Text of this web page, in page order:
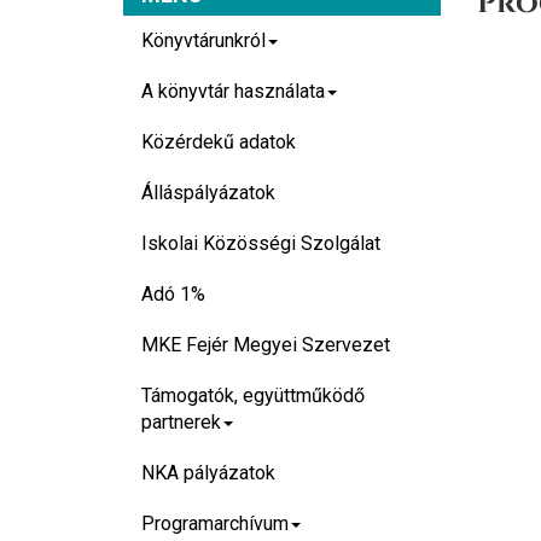
Könyvtárunkról
A könyvtár használata
Közérdekű adatok
Álláspályázatok
Iskolai Közösségi Szolgálat
Adó 1%
MKE Fejér Megyei Szervezet
Támogatók, együttműködő
partnerek
NKA pályázatok
Programarchívum